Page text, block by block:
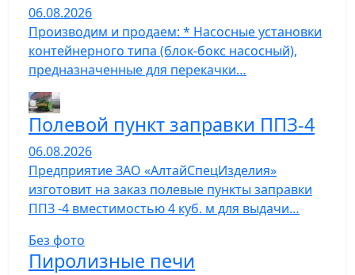
06.08.2026
Производим и продаем: * Насосные установки
контейнерного типа (блок-бокс насосный),
предназначенные для перекачки…
Полевой пункт заправки ППЗ-4
06.08.2026
Предприятие ЗАО «АлтайСпецИзделия»
изготовит на заказ полевые пункты заправки
ППЗ -4 вместимостью 4 куб. м для выдачи…
Без фото
Пиролизные печи